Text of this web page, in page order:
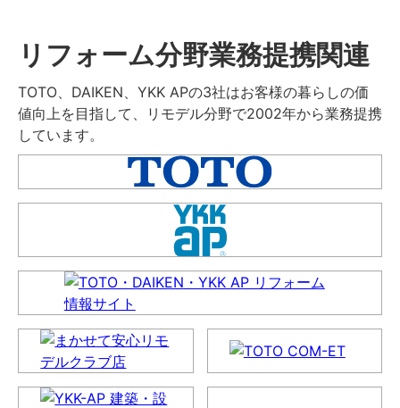
リフォーム分野業務提携関連
TOTO、DAIKEN、YKK APの3社はお客様の暮らしの価
値向上を目指して、リモデル分野で2002年から業務提携
しています。